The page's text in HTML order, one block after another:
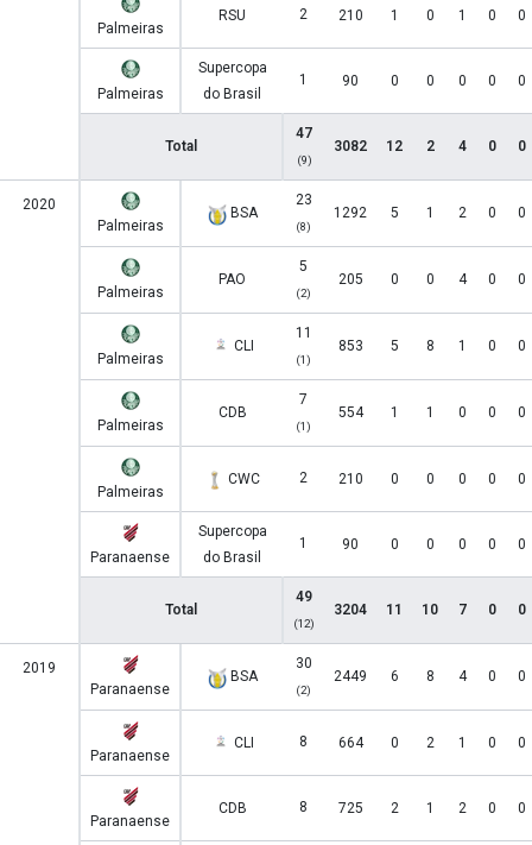
Palmeiras
RSU 2 210 1 0 1 0 0
Palmeiras
Supercopa
do Brasil
1 90 0 0 0 0 0
Total
47
(9)
3082 12 2 4 0 0
2020
Palmeiras
BSA
23
(8)
1292 5 1 2 0 0
Palmeiras
PAO
5
(2)
205 0 0 4 0 0
Palmeiras
CLI
11
(1)
853 5 8 1 0 0
Palmeiras
CDB
7
(1)
554 1 1 0 0 0
Palmeiras
CWC 2 210 0 0 0 0 0
Paranaense
Supercopa
do Brasil
1 90 0 0 0 0 0
Total
49
(12)
3204 11 10 7 0 0
2019
Paranaense
BSA
30
(2)
2449 6 8 4 0 0
Paranaense
CLI 8 664 0 2 1 0 0
Paranaense
CDB 8 725 2 1 2 0 0